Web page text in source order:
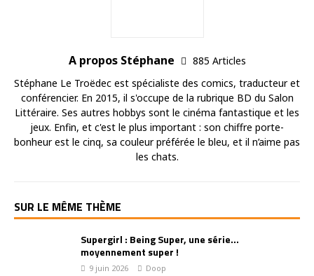
A propos Stéphane
885 Articles
Stéphane Le Troëdec est spécialiste des comics, traducteur et
conférencier. En 2015, il s'occupe de la rubrique BD du Salon
Littéraire. Ses autres hobbys sont le cinéma fantastique et les
jeux. Enfin, et c'est le plus important : son chiffre porte-
bonheur est le cinq, sa couleur préférée le bleu, et il n’aime pas
les chats.
SUR LE MÊME THÈME
Supergirl : Being Super, une série…
moyennement super !
9 juin 2026 Doop